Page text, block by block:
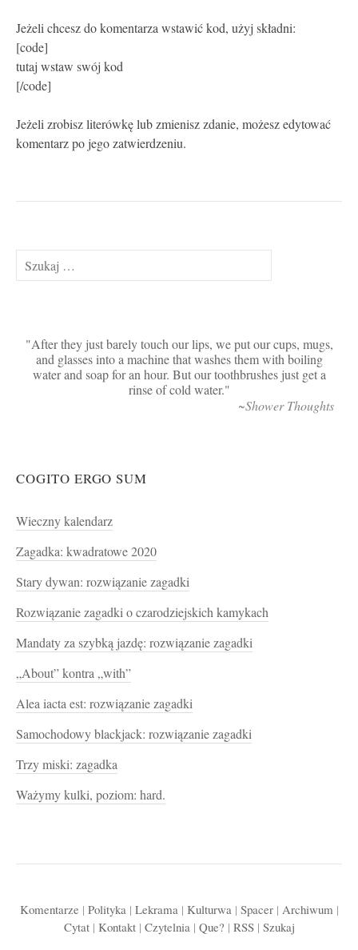
Jeżeli chcesz do komentarza wstawić kod, użyj składni:
[code]
tutaj wstaw swój kod
[/code]
Jeżeli zrobisz literówkę lub zmienisz zdanie, możesz edytować
komentarz po jego zatwierdzeniu.
Szukaj:
After they just barely touch our lips, we put our cups, mugs,
and glasses into a machine that washes them with boiling
water and soap for an hour. But our toothbrushes just get a
rinse of cold water.
~Shower Thoughts
COGITO ERGO SUM
Wieczny kalendarz
Zagadka: kwadratowe 2020
Stary dywan: rozwiązanie zagadki
Rozwiązanie zagadki o czarodziejskich kamykach
Mandaty za szybką jazdę: rozwiązanie zagadki
„About” kontra „with”
Alea iacta est: rozwiązanie zagadki
Samochodowy blackjack: rozwiązanie zagadki
Trzy miski: zagadka
Ważymy kulki, poziom: hard.
Komentarze | Polityka| Lekrama| Kulturwa| Spacer| Archiwum |
Cytat| Kontakt| Czytelnia| Que? | RSS| Szukaj